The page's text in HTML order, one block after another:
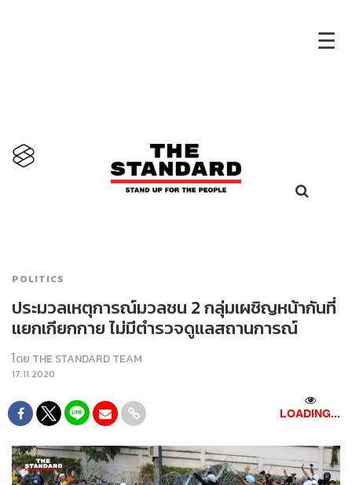
☰
POLITICS
ประมวลเหตุการณ์มวลชน 2 กลุ่มเผชิญหน้ากันที่
แยกเกียกกาย ไม่มีตำรวจดูแลสถานการณ์
โดย THE STANDARD TEAM
17.11.2020
LOADING...